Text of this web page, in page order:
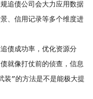
追债公司会大力应用数据
、信用记录等多个维度进
债成功率，优化资源分
就像打仗前的侦查，信息
装”的方法是不是能极大提